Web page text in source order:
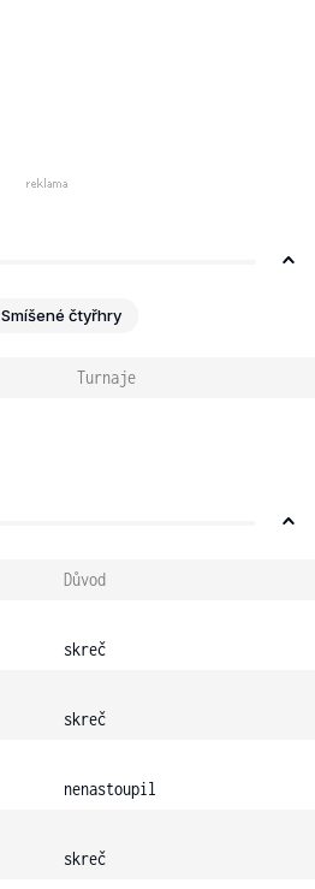
Smíšené čtyřhry
Turnaje
Důvod
skreč
skreč
nenastoupil
skreč